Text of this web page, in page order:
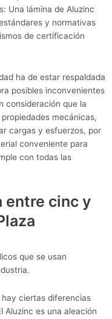
Una lámina de Aluzinc
y normativas
de certificación
ha de estar respaldada
posibles inconvenientes
consideración que la
mecánicas,
cargas y esfuerzos, por
conveniente para
con todas las
entre cinc y
que se usan
hay ciertas diferencias
Aluzinc es una aleación